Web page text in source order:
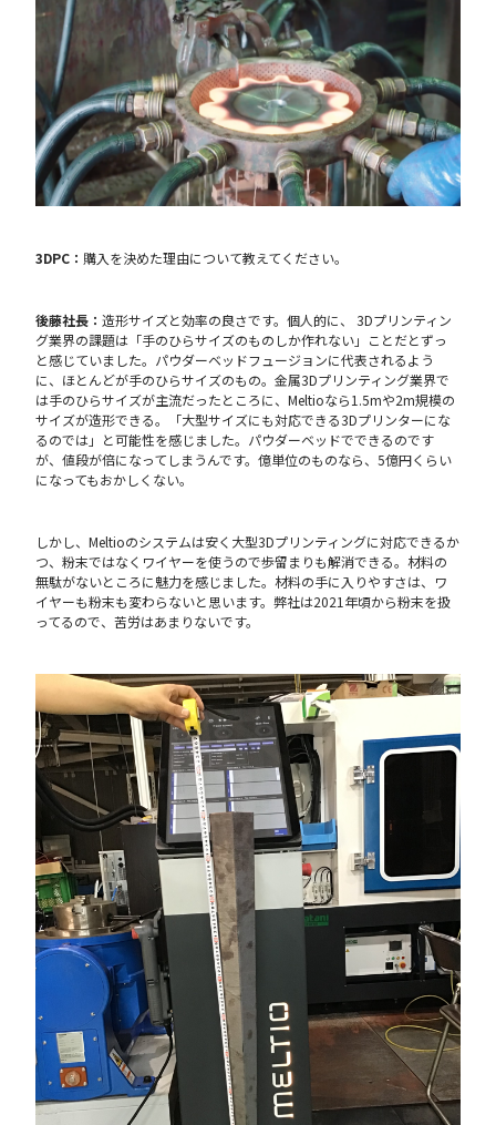
3DPC： 購入を決めた理由について教えてください。
後藤社長：造形サイズと効率の良さです。個人的に、 3Dプリンティン
グ業界の課題は「手のひらサイズのものしか作れない」ことだとずっ
と感じていました。パウダーベッドフュージョンに代表されるよう
に、ほとんどが手のひらサイズのもの。金属3Dプリンティング業界で
は手のひらサイズが主流だったところに、Meltioなら1.5mや2m規模の
サイズが造形できる。「大型サイズにも対応できる3Dプリンターにな
るのでは」と可能性を感じました。パウダーベッドでできるのです
が、値段が倍になってしまうんです。億単位のものなら、5億円くらい
になってもおかしくない。
しかし、Meltioのシステムは安く大型3Dプリンティングに対応できるか
つ、粉末ではなくワイヤーを使うので歩留まりも解消できる。材料の
無駄がないところに魅力を感じました。材料の手に入りやすさは、ワ
イヤーも粉末も変わらないと思います。弊社は2021年頃から粉末を扱
ってるので、苦労はあまりないです。